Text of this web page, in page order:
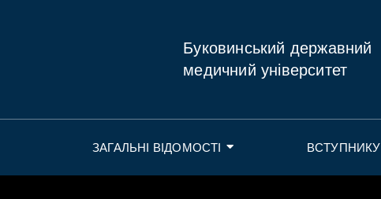
Буковинський державний
медичний університет
ЗАГАЛЬНІ ВІДОМОСТІ ВСТУПНИКУ